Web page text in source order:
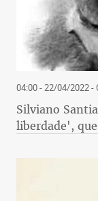
04:00 - 22/04/2022-
Silviano
liberdade',